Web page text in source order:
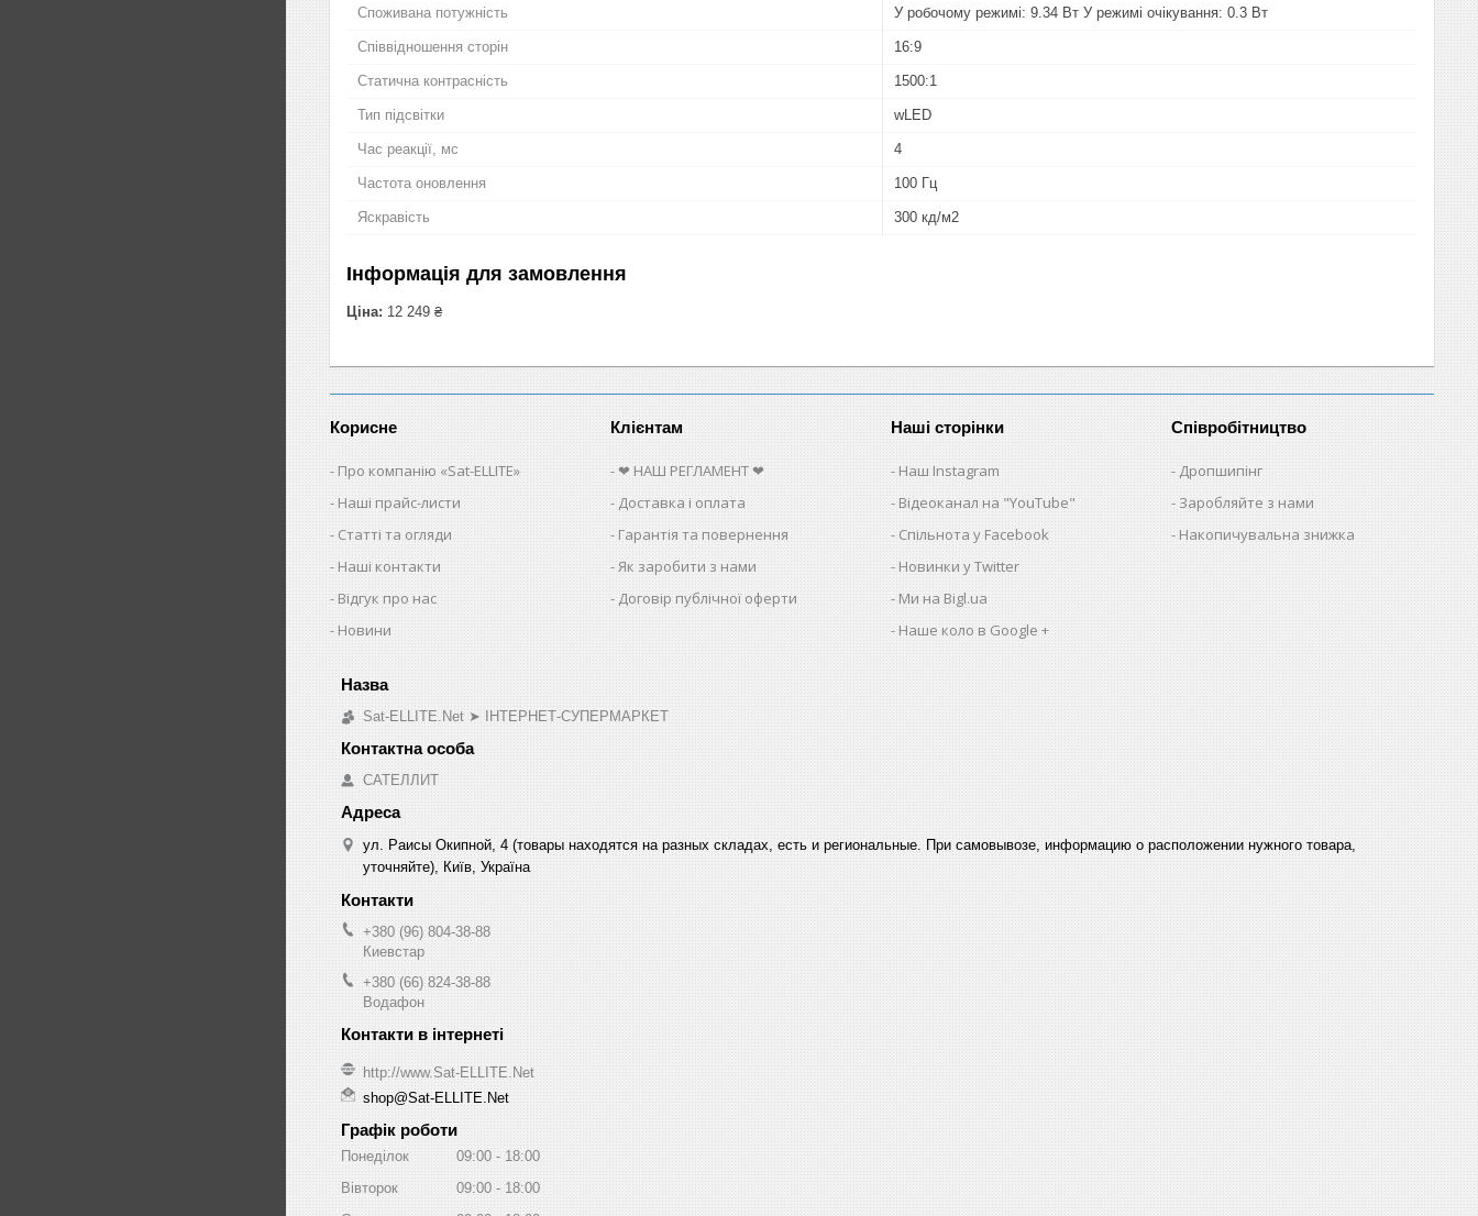
Споживана потужність У робочому режимі: 9.34 Вт У режимі очікування: 0.3 Вт
Співвідношення сторін 16:9
Статична контрасність 1500:1
Тип підсвітки wLED
Час реакції, мс 4
Частота оновлення 100 Гц
Яскравість 300 кд/м2
Інформація для замовлення
Ціна: 12 249 ₴
Корисне
Про компанію «Sat-ELLITE»
Наші прайс-листи
Статті та огляди
Наші контакти
Відгук про нас
Новини
Клієнтам
❤ НАШ РЕГЛАМЕНТ ❤
Доставка і оплата
Гарантія та повернення
Як заробити з нами
Договір публічної оферти
Наші сторінки
Наш Instagram
Відеоканал на "YouTube"
Спільнота у Facebook
Новинки у Twitter
Ми на Bigl.ua
Наше коло в Google +
Співробітництво
Дропшипінг
Заробляйте з нами
Накопичувальна знижка
Sat-ELLITE.Net ➤ ІНТЕРНЕТ-СУПЕРМАРКЕТ
САТЕЛЛИТ
ул. Раисы Окипной, 4 (товары находятся на разных складах, есть и региональные. При самовывозе, информацию о расположении нужного товара,
уточняйте), Київ, Україна
+380 (96) 804-38-88
Киевстар
+380 (66) 824-38-88
Водафон
http://www.Sat-ELLITE.Net
shop@Sat-ELLITE.Net
Графік роботи
Понеділок 09:00
18:00
Вівторок
09:00
18:00